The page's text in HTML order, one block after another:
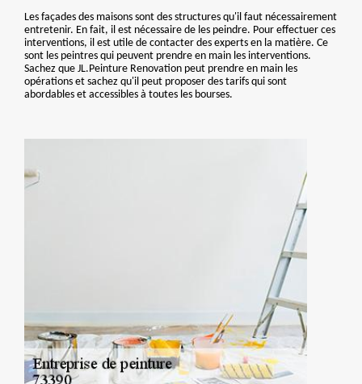
Les façades des maisons sont des structures qu'il faut nécessairement
entretenir. En fait, il est nécessaire de les peindre. Pour effectuer ces
interventions, il est utile de contacter des experts en la matière. Ce
sont les peintres qui peuvent prendre en main les interventions.
Sachez que JL.Peinture Renovation peut prendre en main les
opérations et sachez qu'il peut proposer des tarifs qui sont
abordables et accessibles à toutes les bourses.